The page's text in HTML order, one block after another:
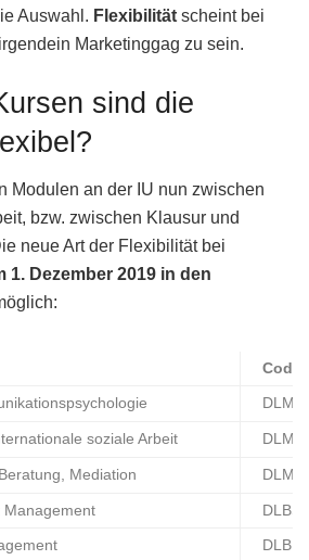
Auswahl. Flexibilität scheint bei
Marketinggag zu sein.
sind die
Modulen an der IU nun zwischen
bzw. zwischen Klausur und
neue Art der Flexibilität bei
1. Dezember 2019 in den
Code
soziale Arbeit
Mediation
Management